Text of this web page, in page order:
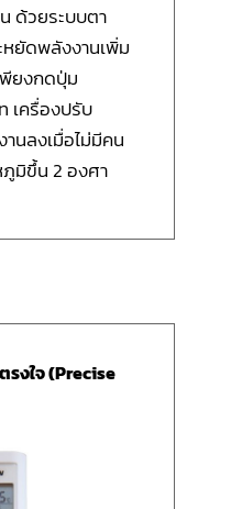
ด้วยระบบตา
ยัดพลังงานเพิ่ม
พียงกดปุ่ม
เครื่องปรับ
นลงเมื่อไม่มีคน
มิขึ้น 2 องศา
งใจ (Precise